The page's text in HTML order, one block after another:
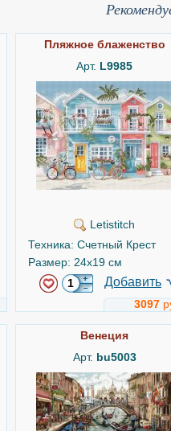
Пляжное блаженство
Арт. L9985
Letistitch
Техника: Счетный Крест
Размер: 24x19 см
Добавить
3097
Венеция
Арт. bu5003